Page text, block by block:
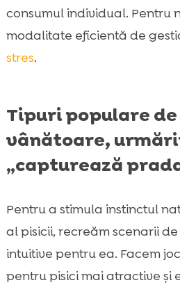
consumul individual. Pentru
modalitate eficientă de
stres.
Tipuri populare
vânătoare,
„capturează
Pentru a stimula instinctul
al pisicii, recreăm scenarii
intuitive pentru ea. Facem
pentru pisici mai atractive și